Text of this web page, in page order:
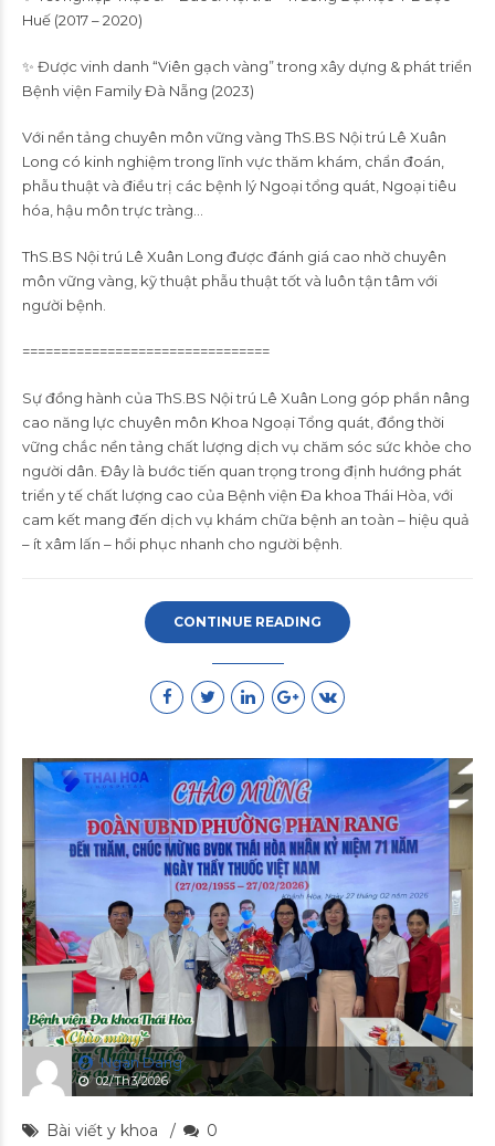
Huế (2017 – 2020)
✨ Được vinh danh “Viên gạch vàng” trong xây dựng & phát triển
Bệnh viện Family Đà Nẵng (2023)
Với nền tảng chuyên môn vững vàng ThS.BS Nội trú Lê Xuân
Long có kinh nghiệm trong lĩnh vực thăm khám, chẩn đoán,
phẫu thuật và điều trị các bệnh lý Ngoại tổng quát, Ngoại tiêu
hóa, hậu môn trực tràng…
ThS.BS Nội trú Lê Xuân Long được đánh giá cao nhờ chuyên
môn vững vàng, kỹ thuật phẫu thuật tốt và luôn tận tâm với
người bệnh.
================================
Sự đồng hành của ThS.BS Nội trú Lê Xuân Long góp phần nâng
cao năng lực chuyên môn Khoa Ngoại Tổng quát, đồng thời
vững chắc nền tảng chất lượng dịch vụ chăm sóc sức khỏe cho
người dân. Đây là bước tiến quan trọng trong định hướng phát
triển y tế chất lượng cao của Bệnh viện Đa khoa Thái Hòa, với
cam kết mang đến dịch vụ khám chữa bệnh an toàn – hiệu quả
– ít xâm lấn – hồi phục nhanh cho người bệnh.
CONTINUE READING
Ngan Dang
02/Th3/2026
Bài viết y khoa 0